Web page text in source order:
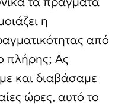
η
από
πλήρης; Ας
και διαβάσαμε
ώρες, αυτό το